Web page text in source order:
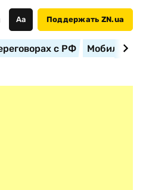
Аа Поддержать ZN.ua
с РФ